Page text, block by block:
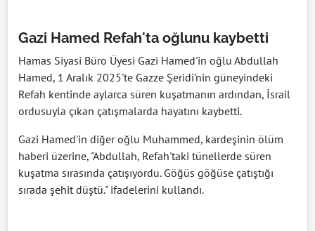
Gazi Hamed Refah'ta oğlunu kaybetti
Hamas Siyasi Büro Üyesi Gazi Hamed'in oğlu Abdullah
Hamed, 1 Aralık 2025'te Gazze Şeridi'nin güneyindeki
Refah kentinde aylarca süren kuşatmanın ardından, İsrail
ordusuyla çıkan çatışmalarda hayatını kaybetti.
Gazi Hamed'in diğer oğlu Muhammed, kardeşinin ölüm
haberi üzerine, "Abdullah, Refah'taki tünellerde süren
kuşatma sırasında çatışıyordu. Göğüs göğüse çatıştığı
sırada şehit düştü." ifadelerini kullandı.